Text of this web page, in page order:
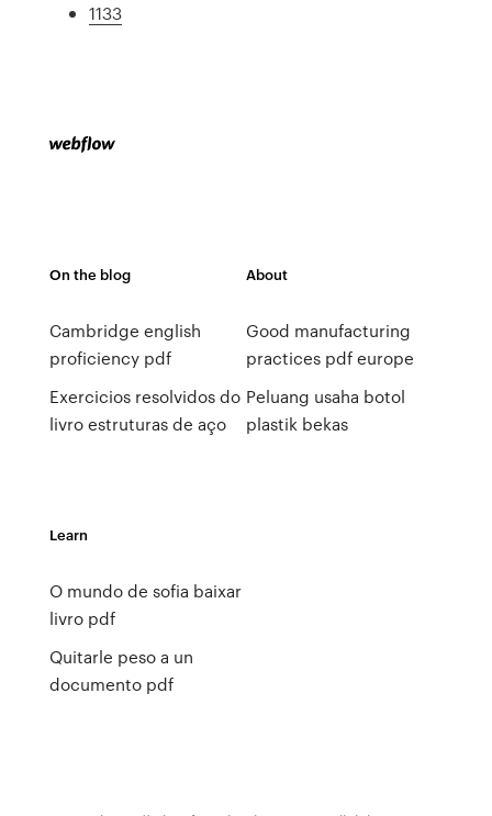
1133
On the blog
Cambridge english
proficiency pdf
Exercicios resolvidos do
livro estruturas de aço
About
Good manufacturing
practices pdf europe
Peluang usaha botol
plastik bekas
Learn
O mundo de sofia baixar
livro pdf
Quitarle peso a un
documento pdf